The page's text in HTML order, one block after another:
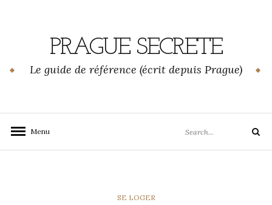
PRAGUE SECRETE
Le guide de référence (écrit depuis Prague)
Menu
for:
Search
CATEGORIES
SE LOGER